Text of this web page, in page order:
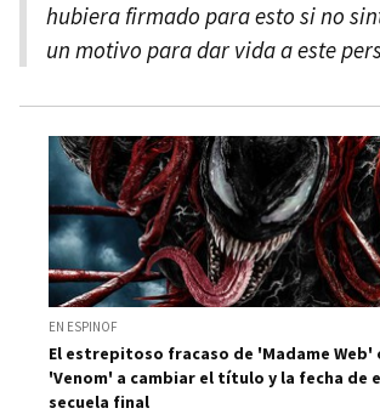
hubiera firmado para esto si no
un motivo para dar vida a este
EN ESPINOF
El estrepitoso fracaso de 'Madame Web'
'Venom' a cambiar el título y la fecha de
secuela final